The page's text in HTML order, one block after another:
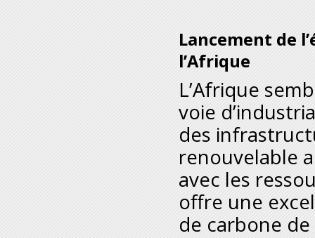
Lancement de
l’Afrique
L’Afrique
voie
des
renouvelable
avec les
offre une
de carbone de